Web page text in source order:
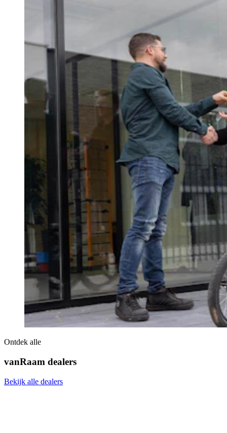
Ontdek alle
vanRaam dealers
Bekijk alle dealers